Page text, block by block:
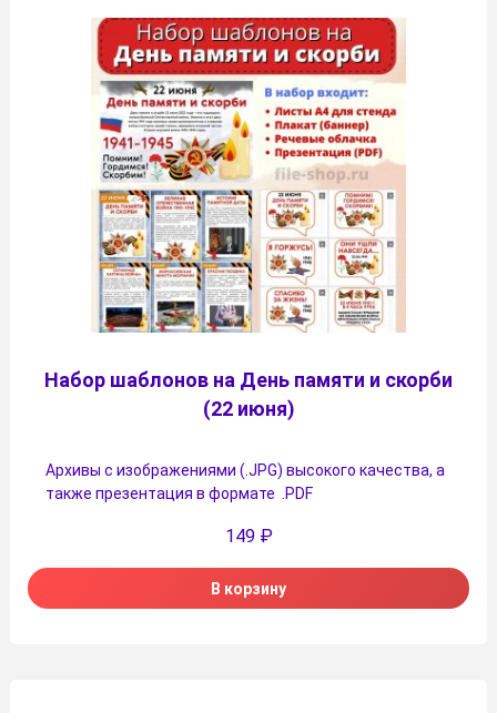
Набор шаблонов на День памяти и скорби
(22 июня)
Архивы с изображениями (.JPG) высокого качества, а
также презентация в формате .PDF
149 ₽
В корзину